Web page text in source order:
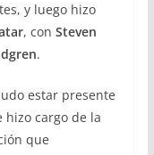
y luego hizo
, con Steven
.
estar presente
cargo de la
que